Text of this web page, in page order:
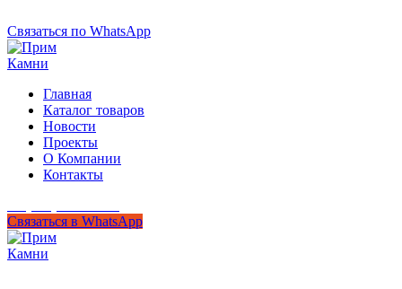
Связаться по WhatsApp
Главная
Каталог товаров
Новости
Проекты
О Компании
Контакты
Связаться в WhatsApp